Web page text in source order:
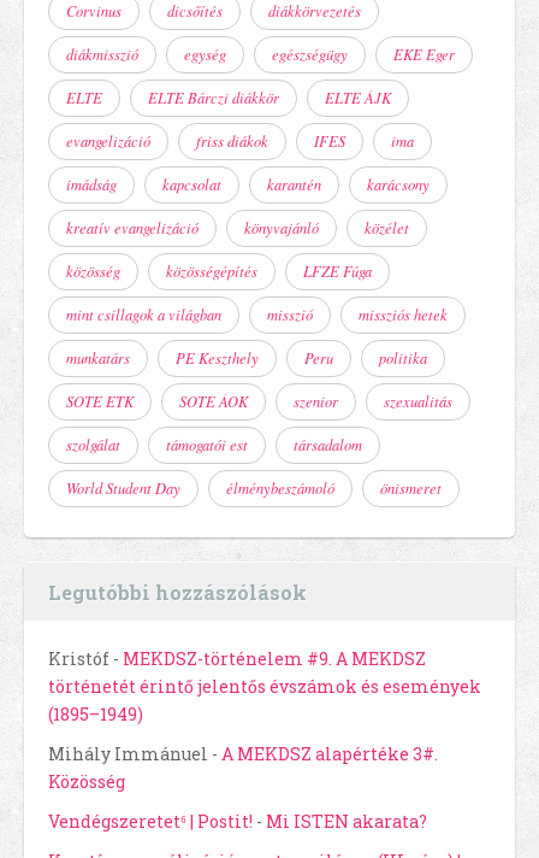
Corvinus dicsőítés diákkörvezetés
diákmisszió egység egészségügy EKE Eger
ELTE ELTE Bárczi diákkör ELTE ÁJK
evangelizáció friss diákok IFES ima
imádság kapcsolat karantén karácsony
kreatív evangelizáció könyvajánló közélet
közösség közösségépítés LFZE Fúga
mint csillagok a világban misszió missziós hetek
munkatárs PE Keszthely Peru politika
SOTE ETK SOTE ÁOK szenior szexualitás
szolgálat támogatói est társadalom
World Student Day élménybeszámoló önismeret
Legutóbbi hozzászólások
Kristóf - MEKDSZ-történelem #9. A MEKDSZ
történetét érintő jelentős évszámok és események
(1895–1949)
Mihály Immánuel - A MEKDSZ alapértéke 3#.
Közösség
Vendégszeretet⁶ | Postit! - Mi ISTEN akarata?